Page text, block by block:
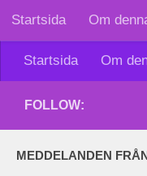
Skip to content
Startsida Om
Startsida Om
FOLLOW:
MEDDELANDEN